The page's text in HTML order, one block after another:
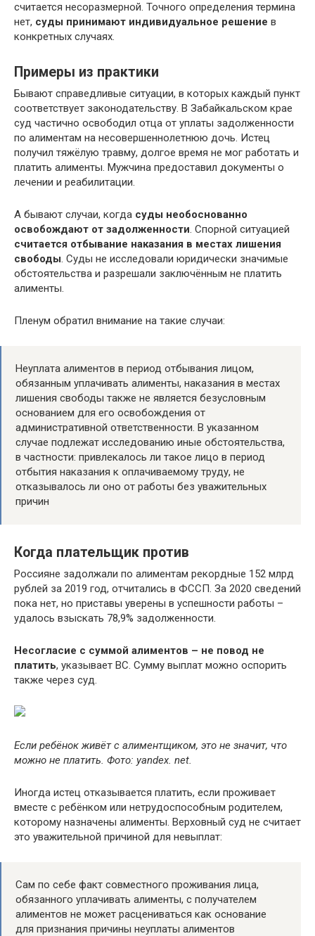
считается несоразмерной. Точного определения термина
нет, суды принимают индивидуальное решение в
конкретных случаях.
Примеры из практики
Бывают справедливые ситуации, в которых каждый пункт
соответствует законодательству. В Забайкальском крае
суд частично освободил отца от уплаты задолженности
по алиментам на несовершеннолетнюю дочь. Истец
получил тяжёлую травму, долгое время не мог работать и
платить алименты. Мужчина предоставил документы о
лечении и реабилитации.
А бывают случаи, когда суды необоснованно
освобождают от задолженности. Спорной ситуацией
считается отбывание наказания в местах лишения
свободы. Суды не исследовали юридически значимые
обстоятельства и разрешали заключённым не платить
алименты.
Пленум обратил внимание на такие случаи:
Неуплата алиментов в период отбывания лицом,
обязанным уплачивать алименты, наказания в местах
лишения свободы также не является безусловным
основанием для его освобождения от
административной ответственности. В указанном
случае подлежат исследованию иные обстоятельства,
в частности: привлекалось ли такое лицо в период
отбытия наказания к оплачиваемому труду, не
отказывалось ли оно от работы без уважительных
причин
Когда плательщик против
Россияне задолжали по алиментам рекордные 152 млрд
рублей за 2019 год, отчитались в ФССП. За 2020 сведений
пока нет, но приставы уверены в успешности работы –
удалось взыскать 78,9% задолженности.
Несогласие с суммой алиментов – не повод не
платить, указывает ВС. Сумму выплат можно оспорить
также через суд.
Если ребёнок живёт с алиментщиком, это не значит, что
можно не платить. Фото: yandex. net.
Иногда истец отказывается платить, если проживает
вместе с ребёнком или нетрудоспособным родителем,
которому назначены алименты. Верховный суд не считает
это уважительной причиной для невыплат:
Сам по себе факт совместного проживания лица,
обязанного уплачивать алименты, с получателем
алиментов не может расцениваться как основание
для признания причины неуплаты алиментов